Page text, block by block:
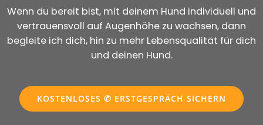
Wenn du bereit bist, mit deinem Hund individuell und
vertrauensvoll auf Augenhöhe zu wachsen, dann
begleite ich dich, hin zu mehr Lebensqualität für dich
und deinen Hund.
KOSTENLOSES ✆ ERSTGESPRÄCH SICHERN